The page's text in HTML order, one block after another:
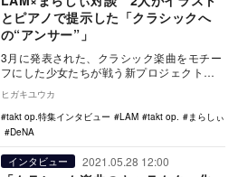
とピアノで提示した「クラシックへ
の“アンサー”」
3月に発表された、クラシック楽曲をモチー
フにした少女たちが戦う新プロジェクト
メ・…
ヒガキユウカ
takt op.特集インタビュー
LAM takt op.
まらしぃ
DeNA
インタビュー 2021.05.28 12:00